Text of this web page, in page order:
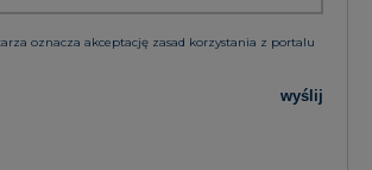
oznacza akceptację zasad korzystania z portalu
wyślij